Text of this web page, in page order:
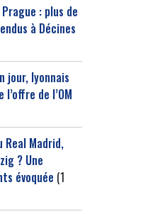
: plus de
à Décines
jour, lyonnais
de l’OM
Real Madrid,
? Une
évoquée (1